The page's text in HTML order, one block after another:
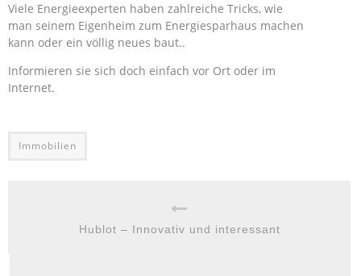
Viele Energieexperten haben zahlreiche Tricks, wie
man seinem Eigenheim zum Energiesparhaus machen
kann oder ein völlig neues baut..
Informieren sie sich doch einfach vor Ort oder im
Internet.
Immobilien
Hublot – Innovativ und interessant